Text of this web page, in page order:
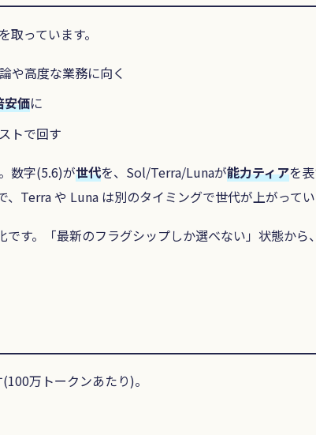
っています。
や高度な業務に向く
安価に
トで回す
数字(5.6)が世代を、Sol/Terra/Lunaが能力ティアを
Terra や Luna は別のタイミングで世代が上がって
す。「最新のフラグシップしか選べない」状態か
万トークンあたり)。